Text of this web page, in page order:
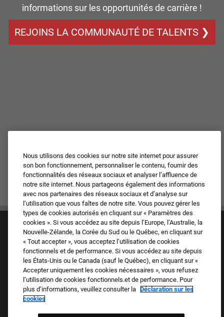
informations sur les opportunités de carrière !
REJOINS LA COMMUNAUTÉ DE TALENTS ❯
Culture et valeurs
Nos marques
FAQ
Nous utilisons des cookies sur notre site internet pour assurer
son bon fonctionnement, personnaliser le contenu, fournir des
fonctionnalités des réseaux sociaux et analyser l’affluence de
notre site internet. Nous partageons également des informations
avec nos partenaires des réseaux sociaux et d’analyse sur
l’utilisation que vous faîtes de notre site. Vous pouvez gérer les
types de cookies autorisés en cliquant sur « Paramètres des
cookies ». Si vous accédez au site depuis l’Europe, l’Australie, la
Nouvelle-Zélande, la Corée du Sud ou le Québec, en cliquant sur
« Tout accepter », vous acceptez l’utilisation de cookies
fonctionnels et de performance. Si vous accédez au site depuis
les États-Unis ou le Canada (sauf le Québec), en cliquant sur «
Accepter uniquement les cookies nécessaires », vous refusez
l’utilisation de cookies fonctionnels.et de performance. Pour
plus d’informations, veuillez consulter la Déclaration sur les
cookies